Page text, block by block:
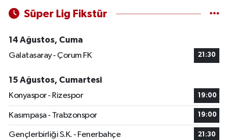
Süper Lig Fikstür
14 Ağustos, Cuma
Galatasaray - Çorum FK
21:30
15 Ağustos, Cumartesi
Konyaspor - Rizespor
19:00
Kasımpaşa - Trabzonspor 19:00
Gençlerbirliği S.K. - Fenerbahçe 21:30